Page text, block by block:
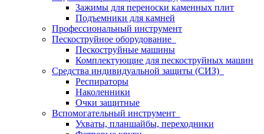
Зажимы для переноски каменных плит
Подъемники для камней
Профессиональный инструмент
Пескоструйное оборудование
Пескоструйные машины
Комплектующие для пескоструйных машин
Средства индивидуальной защиты (СИЗ)
Респираторы
Наколенники
Очки защитные
Вспомогательный инструмент
Ухваты, планшайбы, переходники